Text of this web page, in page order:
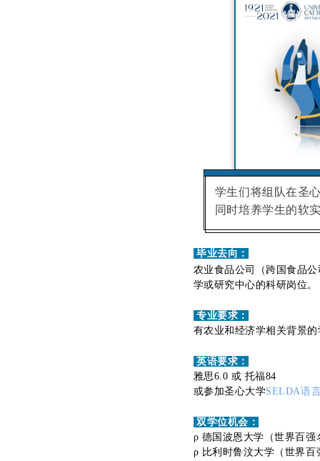
学生们将组队在圣
同时培养学生的软
毕业去向：
农业食品公司（跨国食品
学或研究中心的科研岗位
专业要求：
有农业和经济学相关背景
英语要求：
雅思6.0 或 托福84
或参加圣心大学SELDA语
双学位机会：
ρ 德国波恩大学（世界百强
ρ 比利时鲁汶大学（世界百